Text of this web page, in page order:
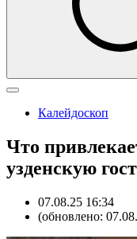
Калейдоскоп
Что
узденскую
07.08.25 16:34
(обновлено: